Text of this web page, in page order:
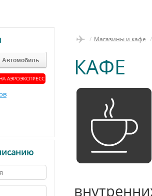
Автомобиль
АЭРОЭКСПРЕСС
/ Магазины и кафе /
КАФЕ